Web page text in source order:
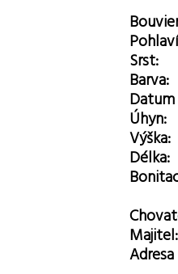
Srst:
Barva:
Úhyn:
Výška:
Délka:
Majitel: